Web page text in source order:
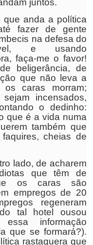
juntos.
que anda a política
fazer de gente
na defesa do
e usando
faça-me o favor!
beligerância, de
que não leva a
caras morram;
incensados,
o dedinho:
que é a vida numa
também que
cheias de
lado, de acharem
que têm de
os caras são
empregos de 20
regeneram
tal hotel ousou
informação
que se formará?).
rastaquera que